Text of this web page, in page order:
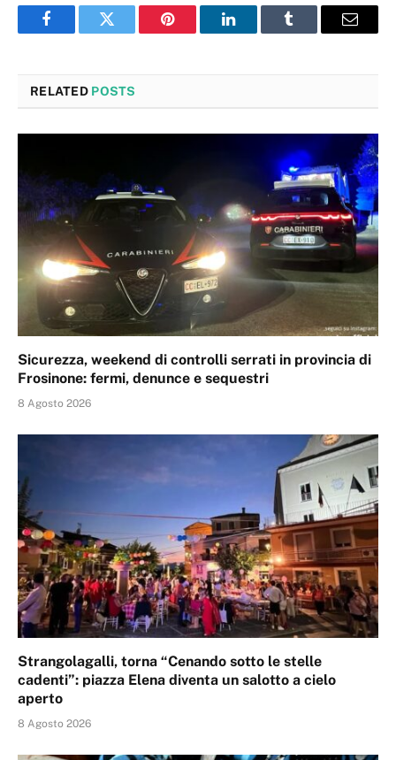
FacebookTwitter Pinterest LinkedInTumblr Email
RELATED POSTS
Sicurezza, weekend di controlli serrati in provincia di
Frosinone: fermi, denunce e sequestri
8 Agosto 2026
Strangolagalli, torna “Cenando sotto le stelle
cadenti”: piazza Elena diventa un salotto a cielo
aperto
8 Agosto 2026